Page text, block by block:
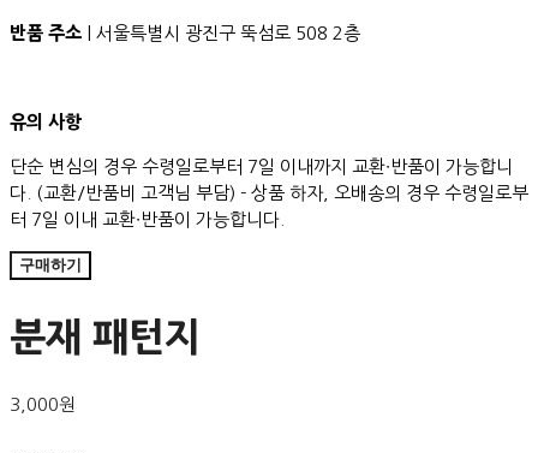
반품 주소 | 서울특별시 광진구 뚝섬로 508 2층
유의 사항
단순 변심의 경우 수령일로부터 7일 이내까지 교환∙반품이 가능합니
다. (교환/반품비 고객님 부담) - 상품 하자, 오배송의 경우 수령일로부
터 7일 이내 교환∙반품이 가능합니다.
구매하기
분재 패턴지
3,000원